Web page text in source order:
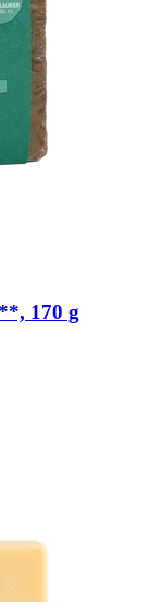
170 g